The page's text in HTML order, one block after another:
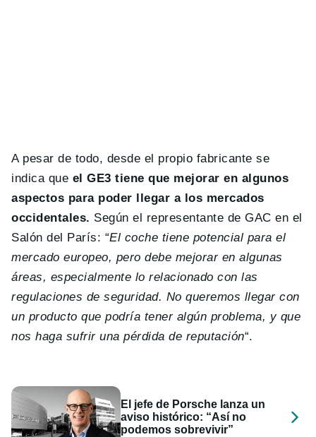
A pesar de todo, desde el propio fabricante se
indica que el GE3 tiene que mejorar en algunos
aspectos para poder llegar a los mercados
occidentales. Según el representante de GAC en el
Salón del París: “El coche tiene potencial para el
mercado europeo, pero debe mejorar en algunas
áreas, especialmente lo relacionado con las
regulaciones de seguridad. No queremos llegar con
un producto que podría tener algún problema, y que
nos haga sufrir una pérdida de reputación“.
El jefe de Porsche lanza un
aviso histórico: “Así no
podemos sobrevivir”